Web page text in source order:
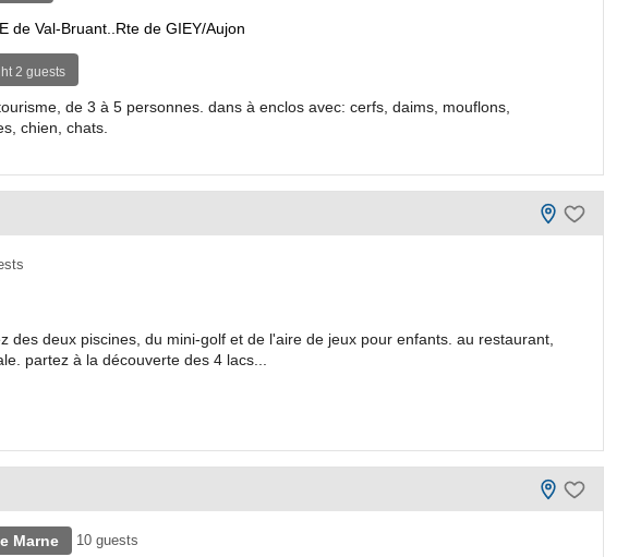
de Val-Bruant..Rte de GIEY/Aujon
2 guests
de 3 à 5 personnes. dans à enclos avec: cerfs, daims, mouflons,
chien, chats.
des deux piscines, du mini-golf et de l'aire de jeux pour enfants. au restaurant,
partez à la découverte des 4 lacs...
Marne 10 guests